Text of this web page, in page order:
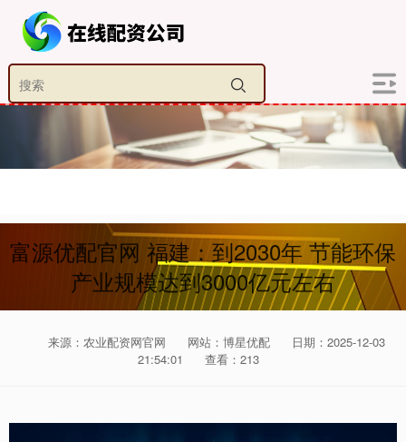
富源优配官网 福建：到2030年 节能环保
产业规模达到3000亿元左右
来源：农业配资网官网 网站：博星优配
日期：2025-12-03
21:54:01
查看：213